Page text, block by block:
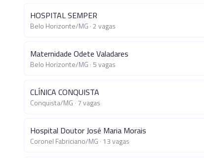
HOSPITAL SEMPER
Belo Horizonte/MG ·2 vagas
Maternidade Odete Valadares
Belo Horizonte/MG · 5vagas
CLÍNICA CONQUISTA
Conquista/MG · 7vagas
Hospital Doutor José Maria Morais
Coronel Fabriciano/MG · 13vagas